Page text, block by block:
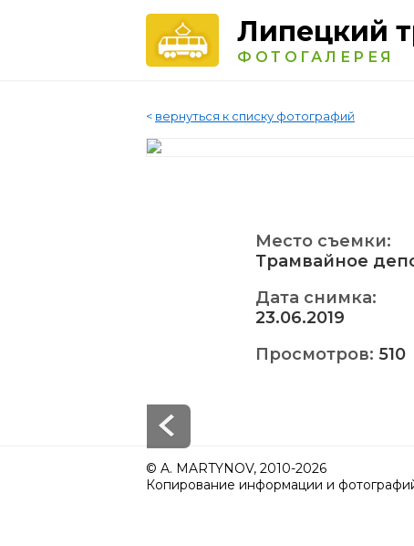
Липецкий
ФОТОГАЛЕРЕЯ
< вернуться к списку фотографий
Место съемки:
Трамвайное
Дата снимка:
23.06.2019
Просмотров: 510
© A. MARTYNOV, 2010-2026
Копирование информации и